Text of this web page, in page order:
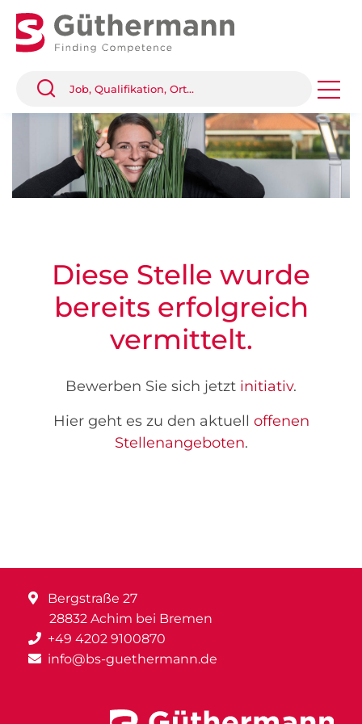
Diese Stelle wurde
bereits erfolgreich
vermittelt.
Bewerben Sie sich jetzt initiativ.
Hier geht es zu den aktuell offenen
Stellenangeboten.
Bergstraße 27
28832 Achim bei Bremen
+49 4202 9100870
info@bs-guethermann.de